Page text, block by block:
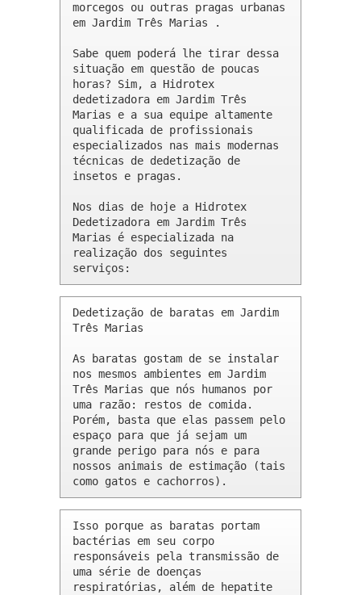
morcegos ou outras pragas urbanas
em Jardim Três Marias .
Sabe quem poderá lhe tirar dessa
situação em questão de poucas
horas? Sim, a Hidrotex
dedetizadora em Jardim Três
Marias e a sua equipe altamente
qualificada de profissionais
especializados nas mais modernas
técnicas de dedetização de
insetos e pragas.
Nos dias de hoje a Hidrotex
Dedetizadora em Jardim Três
Marias é especializada na
realização dos seguintes
serviços:
Dedetização de baratas em Jardim
Três Marias
As baratas gostam de se instalar
nos mesmos ambientes em Jardim
Três Marias que nós humanos por
uma razão: restos de comida.
Porém, basta que elas passem pelo
espaço para que já sejam um
grande perigo para nós e para
nossos animais de estimação (tais
como gatos e cachorros).
Isso porque as baratas portam
bactérias em seu corpo
responsáveis pela transmissão de
uma série de doenças
respiratórias, além de hepatite